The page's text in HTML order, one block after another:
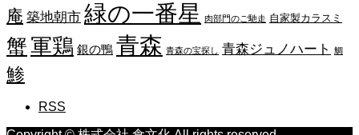
庵 築地朝市 緑の一番星 肉部門のご馳走 自家製カラスミ
蟹軍鶏 銀の鴨 青森 青森の宝探し 青森ジュノハート 鯛
鯵
RSS